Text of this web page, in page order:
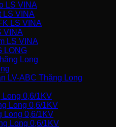
LS VINA
LS VINA
LS VINA
VINA
LS VINA
LONG
Long
LV-ABC Thăng Long
Long 0,6/1KV
Long 0,6/1KV
Long 0,6/1KV
Long 0,6/1KV